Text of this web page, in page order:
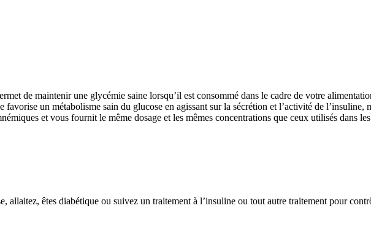
de maintenir une glycémie saine lorsqu’il est consommé dans le cadre de votre
favorise un métabolisme sain du glucose en agissant sur la sécrétion et l’activité de
et vous fournit le même dosage et les mêmes concentrations que ceux utilisés dans
allaitez, êtes diabétique ou suivez un traitement à l’insuline ou tout autre traitement pour